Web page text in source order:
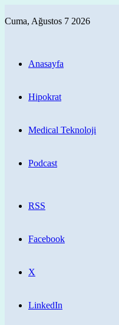
Cuma, Ağustos 7 2026
Anasayfa
Hipokrat
Medical Teknoloji
Podcast
RSS
Facebook
X
LinkedIn